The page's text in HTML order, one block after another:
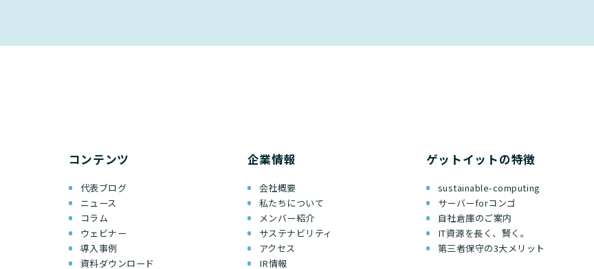
コンテンツ
代表ブログ
ニュース
コラム
ウェビナー
導入事例
資料ダウンロード
企業情報
会社概要
私たちについて
メンバー紹介
サステナビリティ
アクセス
IR情報
ゲットイットの特徴
sustainable-computing
サーバーforコンゴ
自社倉庫のご案内
IT資源を長く、賢く。
第三者保守の3大メリット